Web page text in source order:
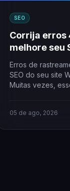
SEO
Corrija erros
melhore seu
Erros de
SEO do seu site
Muitas vezes,
05 de ago, 2026